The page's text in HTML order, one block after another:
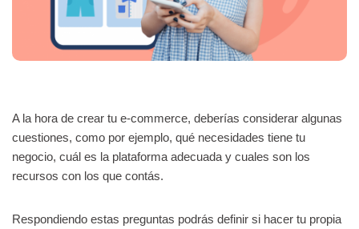
A la hora de crear tu e-commerce, deberías considerar algunas
cuestiones, como por ejemplo, qué necesidades tiene tu
negocio, cuál es la plataforma adecuada y cuales son los
recursos con los que contás.
Respondiendo estas preguntas podrás definir si hacer tu propia